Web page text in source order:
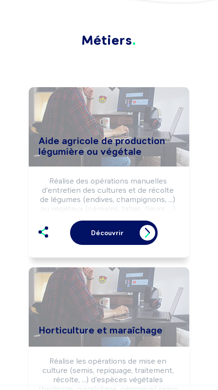
Métiers
Aide agricole de production
légumière ou végétale
Réalise des opérations manuelles
d'entretien des cultures et de récolte
de légumes (endives, champignons, ...)
ou végétaux (céréales, tabac, fleurs, ...)
environnementales et les impératifs de
production (rendement, délai, ...).
Peut réaliser des opérations de
Peut effectuer des préparations de
commandes.
Découvrir
Horticulture et maraîchage
Réalise les opérations de mise en
culture (semis, repiquage, traitement,
récolte, ...) d'espèces végétales